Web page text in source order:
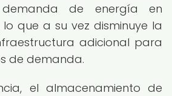
de energía en
que a su vez disminuye la
adicional para
de demanda.
el almacenamiento de